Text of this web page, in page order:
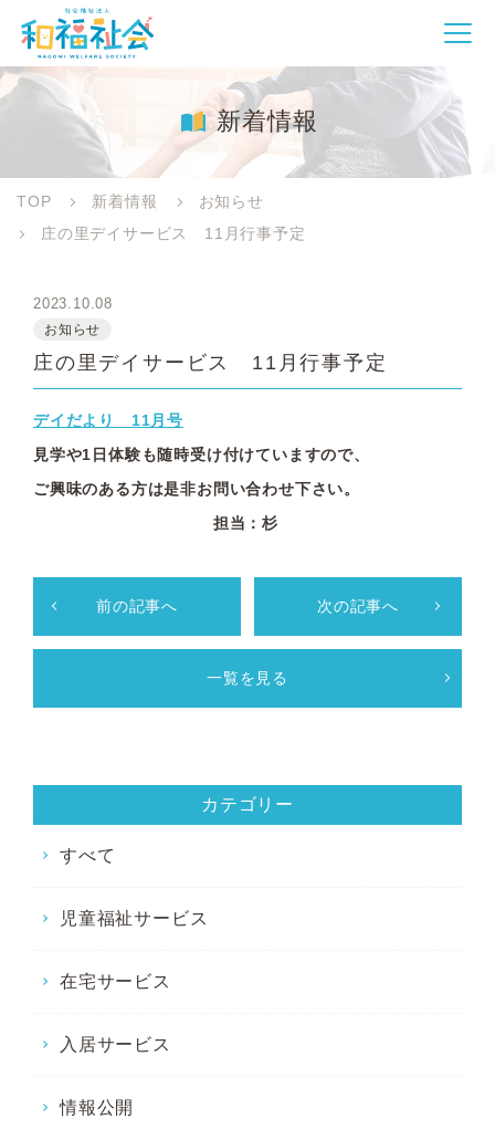
新着情報
TOP 新着情報
お知らせ
庄の里デイサービス 11月行事予定
2023.10.08
お知らせ
庄の里デイサービス 11月行事予定
デイだより 11月号
見学や1日体験も随時受け付けていますので、
ご興味のある方は是非お問い合わせ下さい。
担当：杉
前の記事へ
一覧を見る
次の記事へ
カテゴリー
すべて
児童福祉サービス
在宅サービス
入居サービス
情報公開